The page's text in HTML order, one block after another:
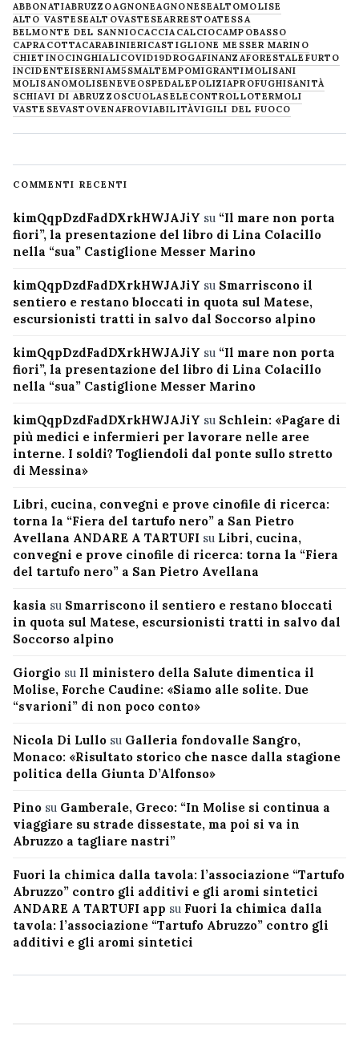
ABBONATIABRUZZOAGNONEAGNONESEALTOMOLISE
ALTO VASTESEALTOVASTESEARRESTOATESSA
BELMONTE DEL SANNIOCACCIACALCIOCAMPOBASSO
CAPRACOTTACARABINIERICASTIGLIONE MESSER MARINO
CHIETINOCINGHIALICOVID19DROGAFINANZAFORESTALE FURTO
INCIDENTEISERNIAM5SMALTEMPOMIGRANTIMOLISANI
MOLISANOMOLISENEVE OSPEDALEPOLIZIAPROFUGHISANITÀ
SCHIAVI DI ABRUZZOSCUOLASELECONTROLLOTERMOLI
VASTESEVASTOVENAFROVIABILITÀVIGILI DEL FUOCO
COMMENTI RECENTI
kimQqpDzdFadDXrkHWJAJiY su “Il mare non porta
fiori”, la presentazione del libro di Lina Colacillo
nella “sua” Castiglione Messer Marino
kimQqpDzdFadDXrkHWJAJiY su Smarriscono il
sentiero e restano bloccati in quota sul Matese,
escursionisti tratti in salvo dal Soccorso alpino
kimQqpDzdFadDXrkHWJAJiY su “Il mare non porta
fiori”, la presentazione del libro di Lina Colacillo
nella “sua” Castiglione Messer Marino
kimQqpDzdFadDXrkHWJAJiY su Schlein: «Pagare di
più medici e infermieri per lavorare nelle aree
interne. I soldi? Togliendoli dal ponte sullo stretto
di Messina»
Libri, cucina, convegni e prove cinofile di ricerca:
torna la “Fiera del tartufo nero” a San Pietro
Avellana ANDARE A TARTUFI su Libri, cucina,
convegni e prove cinofile di ricerca: torna la “Fiera
del tartufo nero” a San Pietro Avellana
kasia su Smarriscono il sentiero e restano bloccati
in quota sul Matese, escursionisti tratti in salvo dal
Soccorso alpino
Giorgio su Il ministero della Salute dimentica il
Molise, Forche Caudine: «Siamo alle solite. Due
“svarioni” di non poco conto»
Nicola Di Lullo su Galleria fondovalle Sangro,
Monaco: «Risultato storico che nasce dalla stagione
politica della Giunta D’Alfonso»
Pino su Gamberale, Greco: “In Molise si continua a
viaggiare su strade dissestate, ma poi si va in
Abruzzo a tagliare nastri”
Fuori la chimica dalla tavola: l’associazione “Tartufo
Abruzzo” contro gli additivi e gli aromi sintetici
ANDARE A TARTUFI app su Fuori la chimica dalla
tavola: l’associazione “Tartufo Abruzzo” contro gli
additivi e gli aromi sintetici